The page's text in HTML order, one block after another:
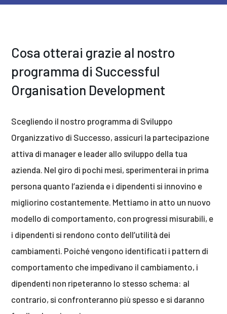
Cosa otterai grazie al nostro
programma di Successful
Organisation Development
Scegliendo il nostro programma di Sviluppo
Organizzativo di Successo, assicuri la partecipazione
attiva di manager e leader allo sviluppo della tua
azienda. Nel giro di pochi mesi, sperimenterai in prima
persona quanto l’azienda e i dipendenti si innovino e
migliorino costantemente. Mettiamo in atto un nuovo
modello di comportamento, con progressi misurabili, e
i dipendenti si rendono conto dell’utilità dei
cambiamenti. Poiché vengono identificati i pattern di
comportamento che impedivano il cambiamento, i
dipendenti non ripeteranno lo stesso schema: al
contrario, si confronteranno più spesso e si daranno